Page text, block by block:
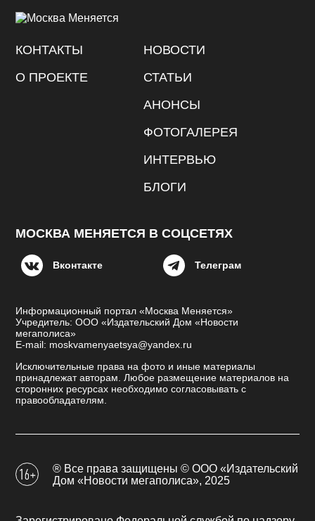
КОНТАКТЫ
О ПРОЕКТЕ
НОВОСТИ
СТАТЬИ
АНОНСЫ
ФОТОГАЛЕРЕЯ
ИНТЕРВЬЮ
БЛОГИ
МОСКВА МЕНЯЕТСЯ В СОЦСЕТЯХ
Вконтакте Телеграм
Информационный портал «Москва Меняется»
Учредитель: ООО «Издательский Дом «Новости
мегаполиса»
E-mail: moskvamenyaetsya@yandex.ru
Исключительные права на фото и иные материалы
принадлежат авторам. Любое размещение материалов на
сторонних ресурсах необходимо согласовывать с
правообладателям.
® Все права защищены © ООО «Издательский
Дом «Новости мегаполиса», 2025